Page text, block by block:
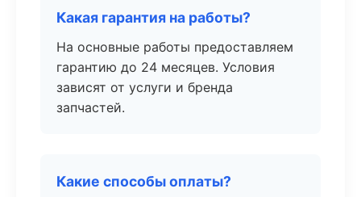
Какая гарантия на работы?
На основные работы предоставляем
гарантию до 24 месяцев. Условия
зависят от услуги и бренда
запчастей.
Какие способы оплаты?